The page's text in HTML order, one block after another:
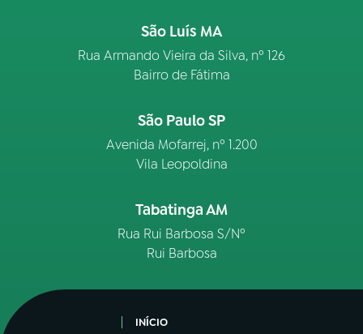
São Luís MA
Rua Armando Vieira da Silva, nº 126
Bairro de Fátima
São Paulo SP
Avenida Mofarrej, nº 1.200
Vila Leopoldina
Tabatinga AM
Rua Rui Barbosa S/Nº
Rui Barbosa
INÍCIO